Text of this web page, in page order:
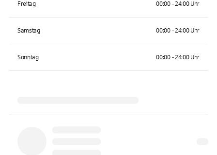
Freitag 00:00 - 24:00 Uhr
Samstag 00:00 - 24:00 Uhr
Sonntag 00:00 - 24:00 Uhr